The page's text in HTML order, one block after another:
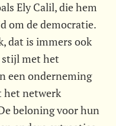
Ely Calil, die hem
om de democratie.
dat is immers ook
stijl met het
een onderneming
het netwerk
beloning voor hun